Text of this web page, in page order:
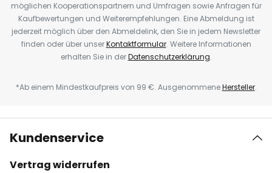
möglichen Kooperationspartnern und Umfragen sowie Anfragen für
Kaufbewertungen und Weiterempfehlungen. Eine Abmeldung ist
jederzeit möglich über den Abmeldelink, den Sie in jedem Newsletter
finden oder über unserKontaktformular. Weitere Informationen
erhalten Sie in derDatenschutzerklärung.
*Ab einem Mindestkaufpreis von 99 €. AusgenommeneHersteller.
Kundenservice
Vertrag widerrufen